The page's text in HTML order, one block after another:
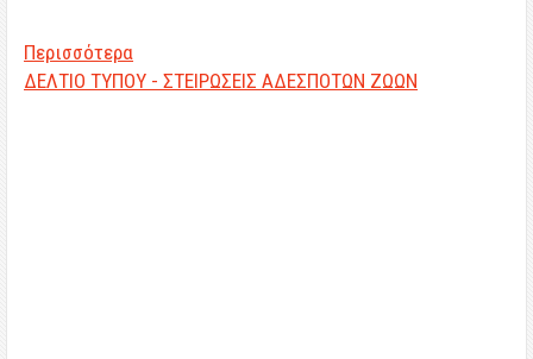
Περισσότερα
ΔΕΛΤΙΟ ΤΥΠΟΥ - ΣΤΕΙΡΩΣΕΙΣ ΑΔΕΣΠΟΤΩΝ ΖΩΩΝ